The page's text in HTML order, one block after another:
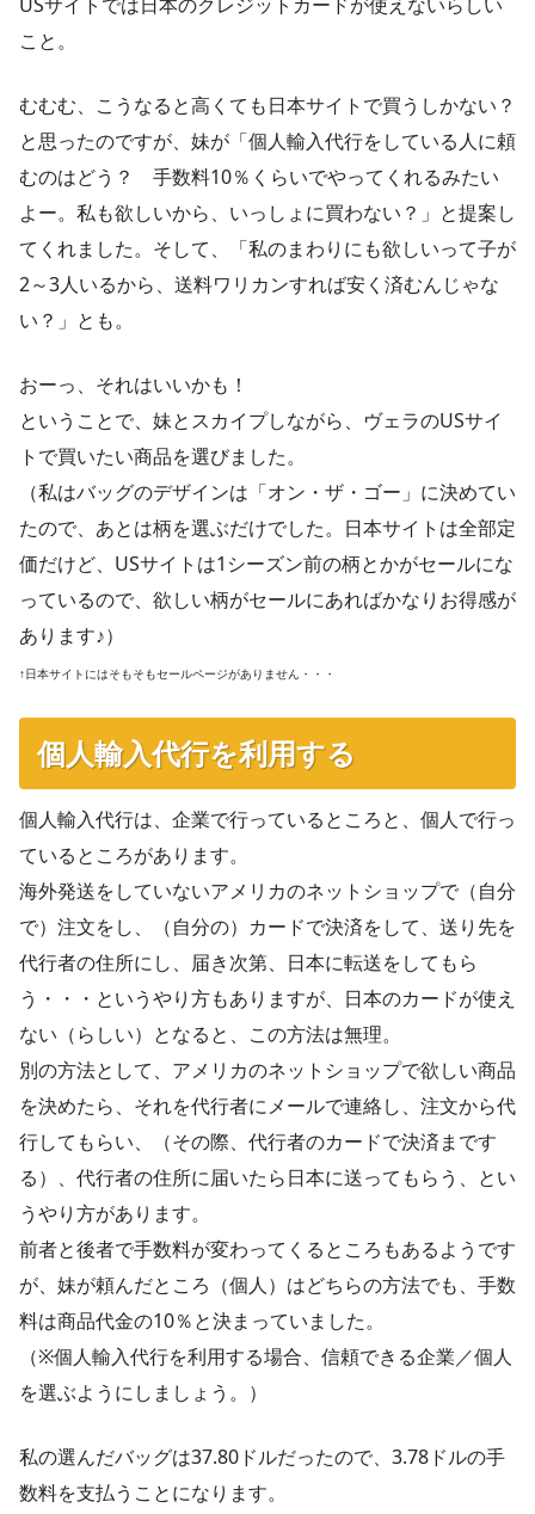
こと。
むむむ、こうなると高くても日本サイトで買うしかない？
と思ったのですが、妹が「個人輸入代行をしている人に頼
むのはどう？ 手数料10％くらいでやってくれるみたい
よー。私も欲しいから、いっしょに買わない？」と提案し
てくれました。そして、「私のまわりにも欲しいって子が
2～3人いるから、送料ワリカンすれば安く済むんじゃな
い？」とも。
おーっ、それはいいかも！
ということで、妹とスカイプしながら、ヴェラのUSサイ
トで買いたい商品を選びました。
（私はバッグのデザインは「オン・ザ・ゴー」に決めてい
たので、あとは柄を選ぶだけでした。日本サイトは全部定
価だけど、USサイトは1シーズン前の柄とかがセールにな
っているので、欲しい柄がセールにあればかなりお得感が
あります♪）
↑日本サイトにはそもそもセールページがありません・・・
個人輸入代行を利用する
個人輸入代行は、企業で行っているところと、個人で行っ
ているところがあります。
海外発送をしていないアメリカのネットショップで（自分
で）注文をし、（自分の）カードで決済をして、送り先を
代行者の住所にし、届き次第、日本に転送をしてもら
う・・・というやり方もありますが、日本のカードが使え
ない（らしい）となると、この方法は無理。
別の方法として、アメリカのネットショップで欲しい商品
を決めたら、それを代行者にメールで連絡し、注文から代
行してもらい、（その際、代行者のカードで決済まです
る）、代行者の住所に届いたら日本に送ってもらう、とい
うやり方があります。
前者と後者で手数料が変わってくるところもあるようです
が、妹が頼んだところ（個人）はどちらの方法でも、手数
料は商品代金の10％と決まっていました。
（※個人輸入代行を利用する場合、信頼できる企業／個人
を選ぶようにしましょう。）
私の選んだバッグは37.80ドルだったので、3.78ドルの手
数料を支払うことになります。